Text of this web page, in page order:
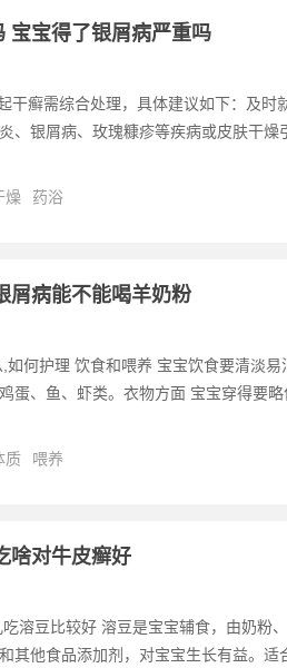
宝宝得了银屑病严重吗
干癣需综合处理，具体建议如下：及时
、银屑病、玫瑰糠疹等疾病或皮肤干燥引
燥 药浴
屑病能不能喝羊奶粉
何护理 饮食和喂养 宝宝饮食要清淡易
蛋、鱼、虾类。衣物方面 宝宝穿得要略
质 喂养
啥对牛皮癣好
溶豆比较好 溶豆是宝宝辅食，由奶粉、
其他食品添加剂，对宝宝生长有益。适